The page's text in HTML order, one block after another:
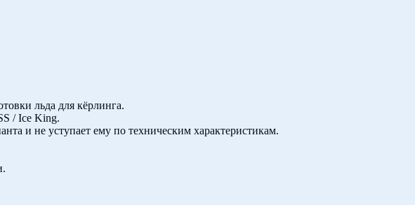
льда для кёрлинга.
/ Ice King.
и не уступает ему по техническим характеристикам.